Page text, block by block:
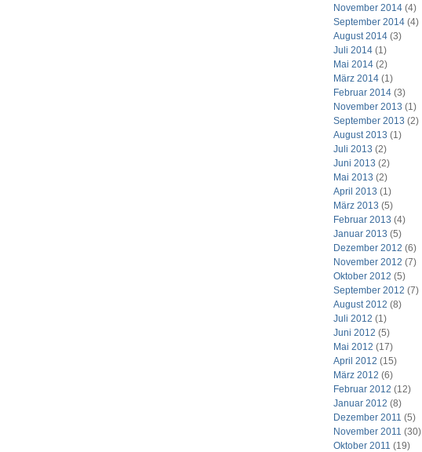
November 2014(4)
September 2014(4)
August 2014(3)
Juli 2014(1)
Mai 2014(2)
März 2014(1)
Februar 2014(3)
November 2013 (1)
September 2013 (2)
August 2013 (1)
Juli 2013 (2)
Juni 2013 (2)
Mai 2013 (2)
April 2013 (1)
März 2013 (5)
Februar 2013 (4)
Januar 2013 (5)
Dezember 2012 (6)
November 2012 (7)
Oktober 2012 (5)
September 2012 (7)
August 2012 (8)
Juli 2012 (1)
Juni 2012 (5)
Mai 2012 (17)
April 2012 (15)
März 2012 (6)
Februar 2012 (12)
Januar 2012 (8)
Dezember 2011 (5)
November 2011 (30)
Oktober 2011 (19)